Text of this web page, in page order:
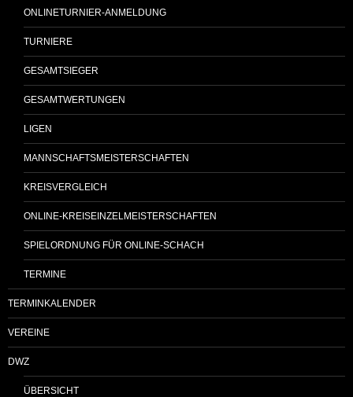
ONLINETURNIER-ANMELDUNG
TURNIERE
GESAMTSIEGER
GESAMTWERTUNGEN
LIGEN
MANNSCHAFTSMEISTERSCHAFTEN
KREISVERGLEICH
ONLINE-KREISEINZELMEISTERSCHAFTEN
SPIELORDNUNG FÜR ONLINE-SCHACH
TERMINE
TERMINKALENDER
VEREINE
DWZ
ÜBERSICHT